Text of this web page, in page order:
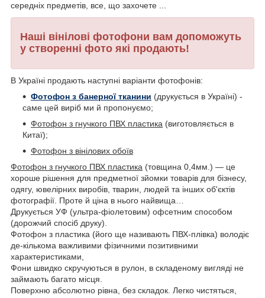
середніх предметів, все, що захочете ...
Наші вінілові фотофони вам допоможуть
у створенні фото які продають!
В Україні продають наступні варіанти фотофонів:
Фотофон з банерної тканини (друкується в Україні) -
саме цей виріб ми й пропонуємо;
Фотофон з гнучкого ПВХ пластика (виготовляється в
Китаї);
Фотофон з вінілових обоїв
Фотофон з гнучкого ПВХ пластика (товщина 0,4мм.) — це
хороше рішення для предметної зйомки товарів для бізнесу,
одягу, ювелірних виробів, тварин, людей та інших об'єктів
фотографії. Проте й ціна в нього найвища…
Друкується УФ (ультра-фіолетовим) офсетним способом
(дорожчий спосіб друку).
Фотофон з пластика (його ще називають ПВХ-плівка) володіє
де-кількома важливими фізичними позитивними
характеристиками,
Фони швидко скручуються в рулон, в складеному вигляді не
займають багато місця.
Поверхню абсолютно рівна, без складок. Легко чистяться,